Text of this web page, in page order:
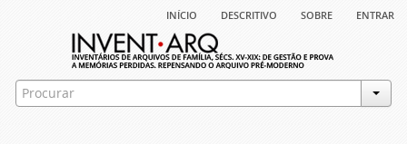
início descritivo sobre entrar